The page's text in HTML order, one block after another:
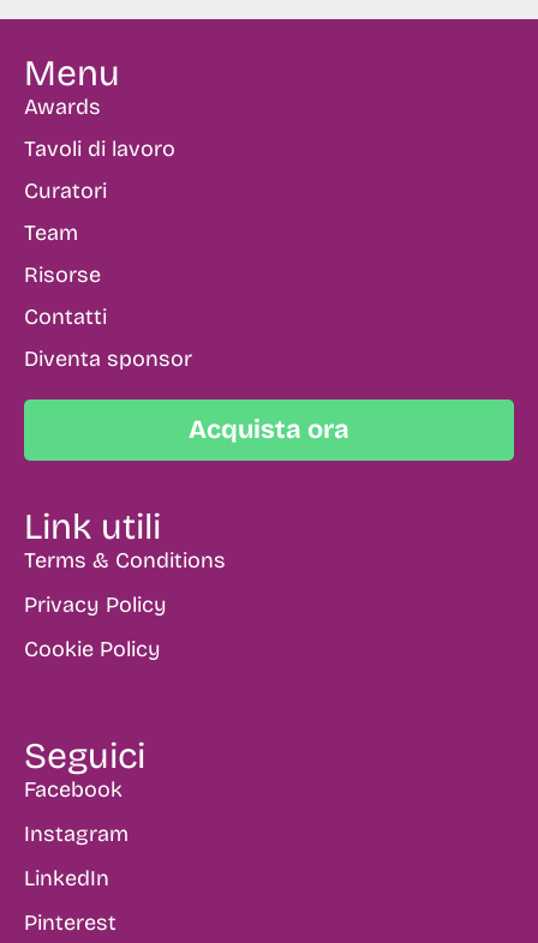
Menu
Awards
Tavoli di lavoro
Curatori
Team
Risorse
Contatti
Diventa sponsor
Acquista ora
Link utili
Terms & Conditions
Privacy Policy
Cookie Policy
Seguici
Facebook
Instagram
LinkedIn
Pinterest